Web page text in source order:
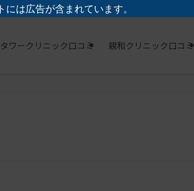
には広告が含まれています。
ワークリニック口コミ 親和クリニック口コミ